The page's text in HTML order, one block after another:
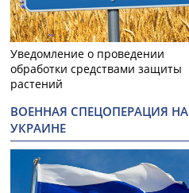
Уведомление о проведении
обработки средствами защиты
растений
ВОЕННАЯ СПЕЦОПЕРАЦИЯ НА
УКРАИНЕ